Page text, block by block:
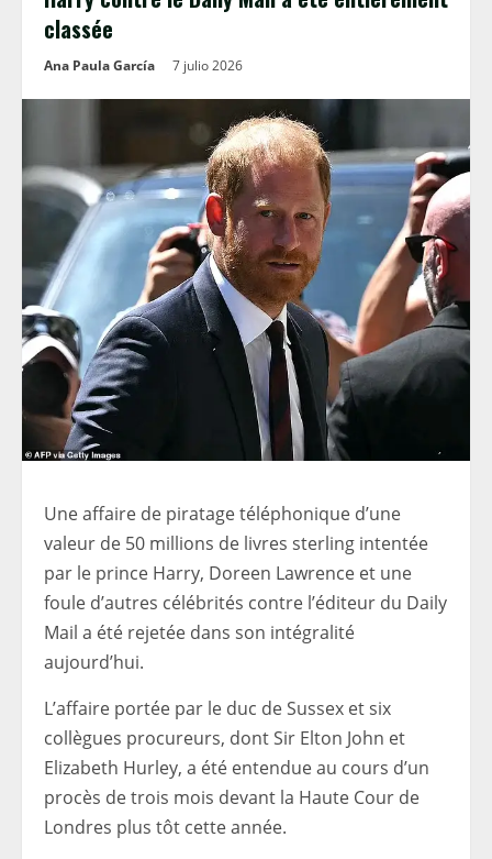
classée
Ana Paula García 7 julio 2026
Une affaire de piratage téléphonique d’une
valeur de 50 millions de livres sterling intentée
par le prince Harry, Doreen Lawrence et une
foule d’autres célébrités contre l’éditeur du Daily
Mail a été rejetée dans son intégralité
aujourd’hui.
L’affaire portée par le duc de Sussex et six
collègues procureurs, dont Sir Elton John et
Elizabeth Hurley, a été entendue au cours d’un
procès de trois mois devant la Haute Cour de
Londres plus tôt cette année.